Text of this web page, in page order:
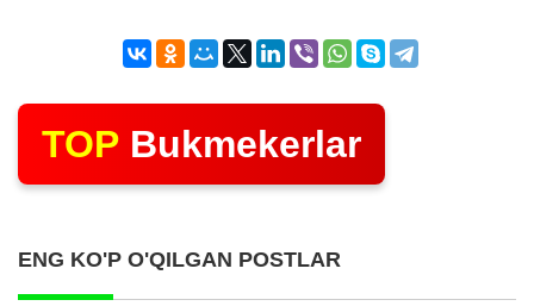
TOP Bukmekerlar
ENG KO'P O'QILGAN POSTLAR